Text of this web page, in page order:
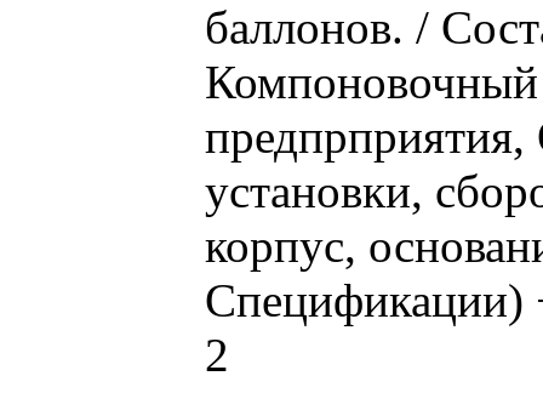
баллонов. /
Компоновочный
установки,
корпус,
Спецификации)
2